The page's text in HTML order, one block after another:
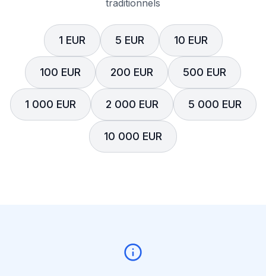
traditionnels
1 EUR 5 EUR 10 EUR
100 EUR 200 EUR 500 EUR
1 000 EUR 2 000 EUR 5 000 EUR
10 000 EUR